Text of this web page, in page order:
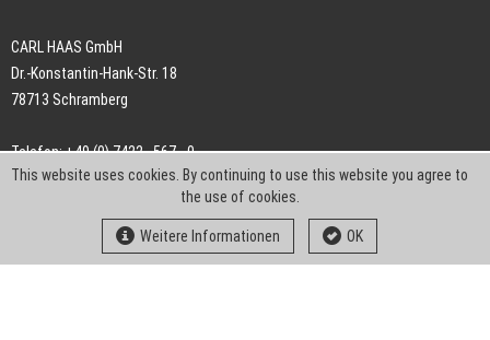
CARL HAAS GmbH
Dr.-Konstantin-Hank-Str. 18
78713 Schramberg
Telefon: +49 (0) 7422 . 567 - 0
Telefax: +49 (0) 7422 . 567 - 239
info-ch@kern-liebers.com
This website uses cookies. By continuing to use this website you agree to
the use of cookies.
Weitere Informationen OK